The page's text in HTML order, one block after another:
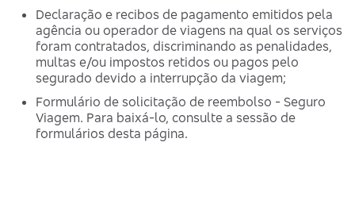
Declaração e recibos de pagamento emitidos pela
agência ou operador de viagens na qual os serviços
foram contratados, discriminando as penalidades,
multas e/ou impostos retidos ou pagos pelo
segurado devido a interrupção da viagem;
Formulário de solicitação de reembolso - Seguro
Viagem. Para baixá-lo, consulte a sessão de
formulários desta página.